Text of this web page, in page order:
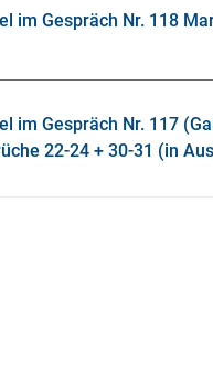
im Gespräch Nr. 118
im Gespräch Nr. 117
22-24 + 30-31 (in